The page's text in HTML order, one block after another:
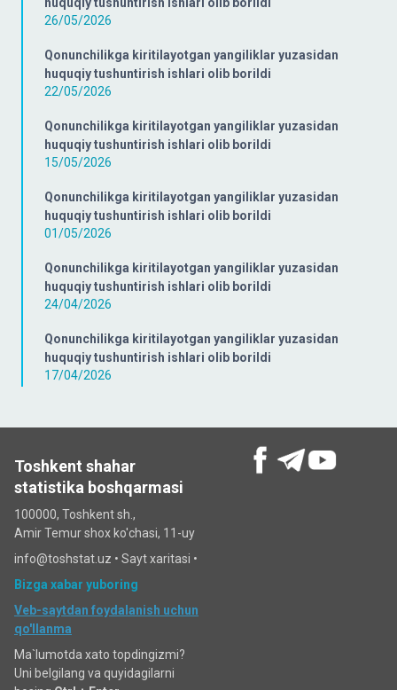
26/05/2026
Qonunchilikga kiritilayotgan yangiliklar yuzasidan
huquqiy tushuntirish ishlari olib borildi
22/05/2026
Qonunchilikga kiritilayotgan yangiliklar yuzasidan
huquqiy tushuntirish ishlari olib borildi
15/05/2026
Qonunchilikga kiritilayotgan yangiliklar yuzasidan
huquqiy tushuntirish ishlari olib borildi
01/05/2026
Qonunchilikga kiritilayotgan yangiliklar yuzasidan
huquqiy tushuntirish ishlari olib borildi
24/04/2026
Qonunchilikga kiritilayotgan yangiliklar yuzasidan
huquqiy tushuntirish ishlari olib borildi
17/04/2026
Toshkent shahar
statistika boshqarmasi
100000, Toshkent sh.,
Amir Temur shox ko'chasi, 11-uy
info@toshstat.uz • Sayt xaritasi •
Bizga xabar yuboring
Veb-saytdan foydalanish uchun
qo'llanma
Ma`lumotda xato topdingizmi?
Uni belgilang va quyidagilarni